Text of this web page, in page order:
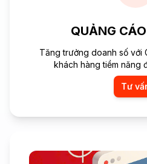
QUẢNG
Tăng trưởng doanh số với
khách hàng tiềm năng
Tư